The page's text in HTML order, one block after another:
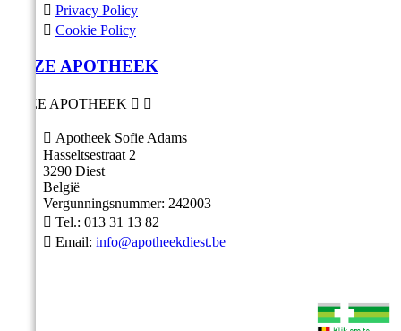
 Privacy Policy
 Cookie Policy
ONZE APOTHEEK
ONZE APOTHEEK  
 Apotheek Sofie Adams
Hasseltsestraat 2
3290 Diest
België
Vergunningsnummer: 242003
 Tel.: 013 31 13 82
 Email: info@apotheekdiest.be